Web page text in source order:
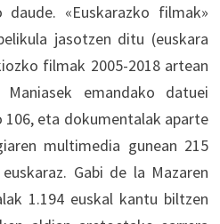
daude. «Euskarazko filmak»
jasotzen ditu (euskara
filmak 2005-2018 artean
emandako datuei
eta dokumentalak aparte
multimedia gunean 215
Gabi de la Mazaren
1.194 euskal kantu biltzen